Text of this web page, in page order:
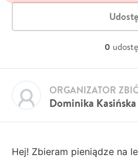
0
Dominika Kasińska
ORGANIZATOR
Hej! Zbieram pieniądze na